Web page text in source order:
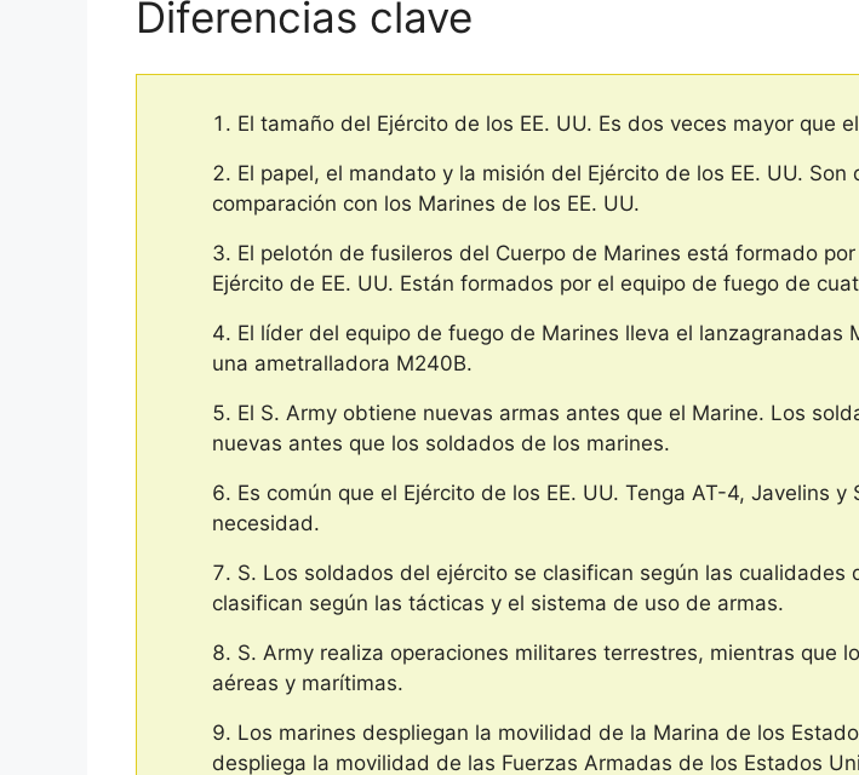
Diferencias clave
El tamaño del Ejército de los EE. UU. Es dos veces mayor que
El papel, el mandato y la misión del Ejército de los EE. UU.
comparación con los Marines de los EE. UU.
El pelotón de fusileros del Cuerpo de Marines está formado
Ejército de EE. UU. Están formados por el equipo de fuego de
El líder del equipo de fuego de Marines lleva el
una ametralladora M240B.
El S. Army obtiene nuevas armas antes que el Marine. Los
nuevas antes que los soldados de los marines.
Es común que el Ejército de los EE. UU. Tenga AT-4, Javelins
necesidad.
S. Los soldados del ejército se clasifican según las
clasifican según las tácticas y el sistema de uso de armas.
S. Army realiza operaciones militares terrestres, mientras que
aéreas y marítimas.
Los marines despliegan la movilidad de la Marina de los
despliega la movilidad de las Fuerzas Armadas de los Estados